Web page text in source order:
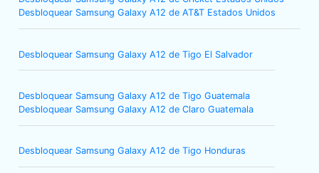
Desbloquear Samsung Galaxy A12 de AT&T Estados Unidos
Desbloquear Samsung Galaxy A12 de Tigo El Salvador
Desbloquear Samsung Galaxy A12 de Tigo Guatemala
Desbloquear Samsung Galaxy A12 de Claro Guatemala
Desbloquear Samsung Galaxy A12 de Tigo Honduras